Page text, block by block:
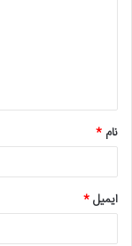
*
نام *
ایمیل*